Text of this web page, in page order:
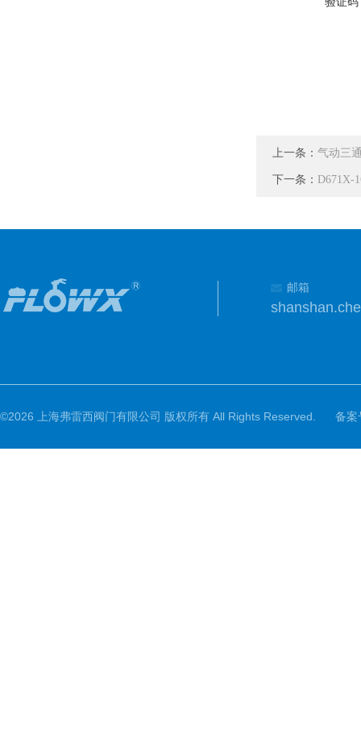
上一条： 气动三
下一条： D671X-
邮箱
©2026 上海弗雷西阀门有限公司 版权所有 All Rights Reserved. 备案